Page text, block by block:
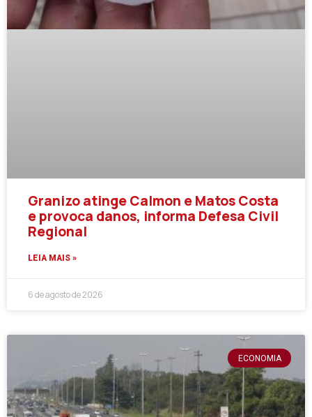
Granizo atinge Calmon e Matos Costa
e provoca danos, informa Defesa Civil
Regional
LEIA MAIS »
6 de agosto de 2026
ECONOMIA